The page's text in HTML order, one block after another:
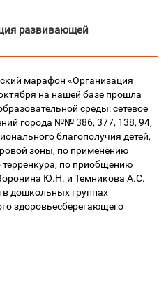
развивающей
марафон «Организация
на нашей базе прошла
среды: сетевое
города №№ 386, 377, 138, 94,
благополучия детей,
зоны, по применению
по приобщению
Ю.Н. и Темникова А.С.
дошкольных группах
здоровьесберегающего